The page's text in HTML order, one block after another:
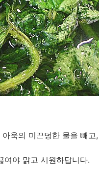
욱의 미끈덩한 물을 빼고,
여야 맑고 시원하답니다.